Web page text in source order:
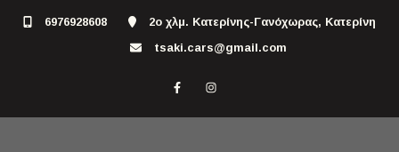
6976928608
2ο χλμ. Κατερίνης-Γανόχωρας, Κατερίνη
tsaki.cars@gmail.com